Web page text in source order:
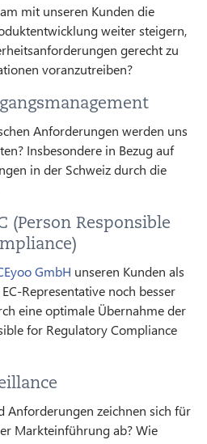
mit unseren Kunden die
weiter steigern,
gerecht zu
voranzutreiben?
Anforderungen werden uns
Insbesondere in Bezug auf
in der Schweiz durch die
(Person Responsible
GmbH unseren Kunden als
Representative noch besser
eine optimale Übernahme der
for Regulatory Compliance
Anforderungen zeichnen sich für
Markteinführung ab? Wie